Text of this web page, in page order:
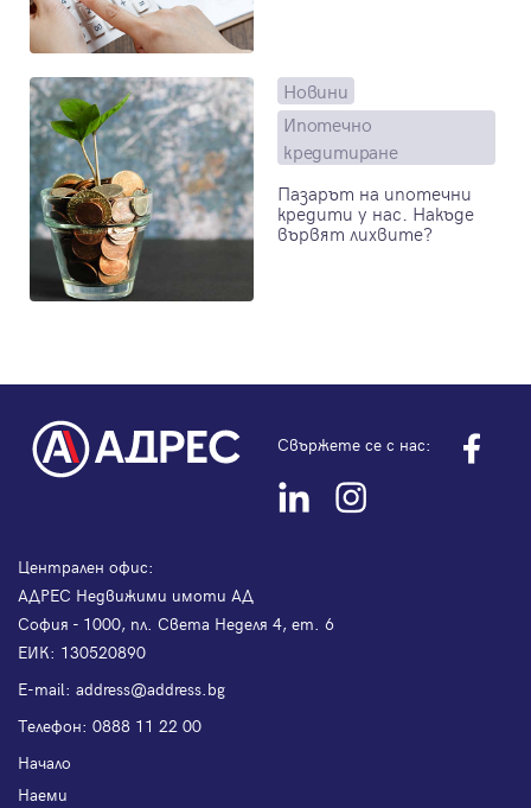
Новини
Ипотечно
кредитиране
Пазарът на ипотечни
кредити у нас. Накъде
вървят лихвите?
Свържете се с нас:
Централен офис:
АДРЕС Недвижими имоти АД
София - 1000, пл. Света Неделя 4, ет. 6
ЕИК: 130520890
Е-mail: address@address.bg
Телефон: 0888 11 22 00
Начало
Наеми